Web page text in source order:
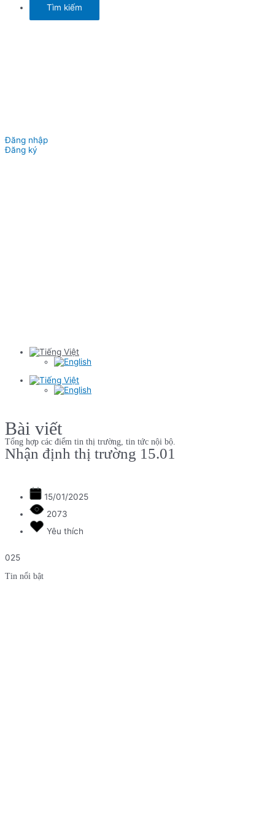
Đăng nhập
Đăng ký
Bài viết
Tổng hợp các điểm tin thị trường, tin tức nội bộ.
Nhận định thị trường 15.01
15/01/2025
2073
Yêu thích
025
Tin nổi bật